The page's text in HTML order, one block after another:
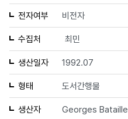
전자여부 비전자
수집처 최민
생산일자 1992.07
형태 도서간행물
생산자 Georges Bataille